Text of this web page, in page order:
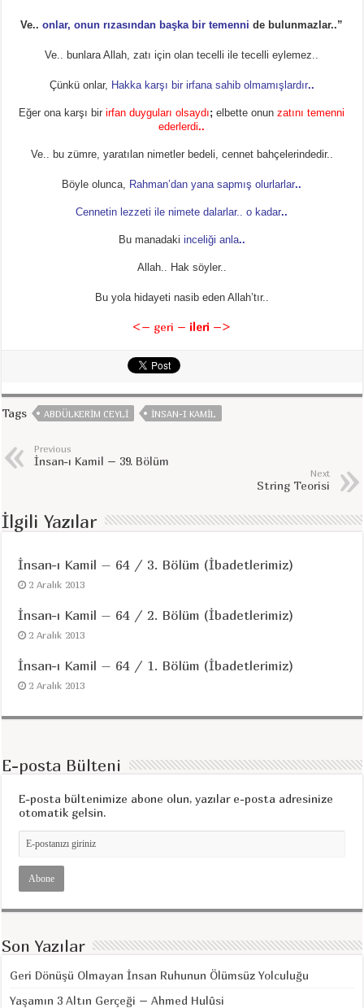
Ve..onlar, onun rızasından başka bir temennide bulunmazlar..”
Ve.. bunlara Allah, zatı için olan tecelli ile tecelli eylemez..
Çünkü onlar, Hakka karşı bir irfana sahib olmamışlardır..
Eğer ona karşı birirfan duyguları olsaydı; elbette onunzatını temenni
ederlerdi..
Ve.. bu zümre, yaratılan nimetler bedeli, cennet bahçelerindedir..
Böyle olunca, Rahman’dan yana sapmış olurlarlar..
Cennetin lezzeti ile nimete dalarlar.. o kadar..
Bu manadaki inceliği anla..
Allah.. Hak söyler..
Bu yola hidayeti nasib eden Allah’tır..
<– geri – ileri –>
Tags ABDÜLKERIM CEYLI INSAN-I KAMIL
Previous
İnsan-ı Kamil – 39. Bölüm
Next
String Teorisi
İlgili Yazılar
İnsan-ı Kamil – 64 / 3. Bölüm (İbadetlerimiz)
2 Aralık 2013
İnsan-ı Kamil – 64 / 2. Bölüm (İbadetlerimiz)
2 Aralık 2013
İnsan-ı Kamil – 64 / 1. Bölüm (İbadetlerimiz)
2 Aralık 2013
E-posta Bülteni
E-posta bültenimize abone olun, yazılar e-posta adresinize
otomatik gelsin.
Son Yazılar
Geri Dönüşü Olmayan İnsan Ruhunun Ölümsüz Yolculuğu
Yaşamın 3 Altın Gerçeği – Ahmed Hulûsi